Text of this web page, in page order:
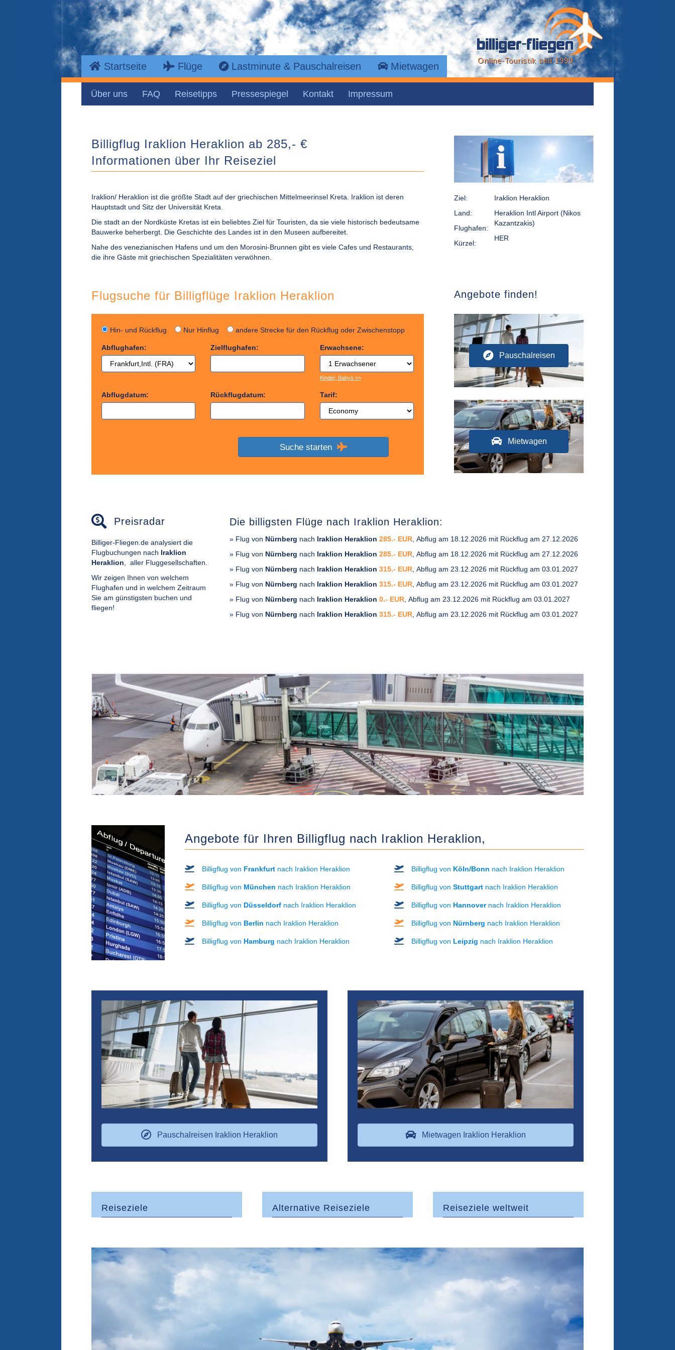
Startseite Flüge Lastminute & Pauschalreisen Mietwagen
Online-Touristik seit 1999
Über uns FAQ Reisetipps Pressespiegel Kontakt Impressum
Billigflug Iraklion Heraklion ab 285,- €
Informationen über Ihr Reiseziel
Iraklion/ Heraklion ist die größte Stadt auf der griechischen Mittelmeerinsel Kreta. Iraklion ist deren
Hauptstadt und Sitz der Universität Kreta.
Die stadt an der Nordküste Kretas ist ein beliebtes Ziel für Touristen, da sie viele historisch bedeutsame
Bauwerke beherbergt. Die Geschichte des Landes ist in den Museen aufbereitet.
Nahe des venezianischen Hafens und um den Morosini-Brunnen gibt es viele Cafes und Restaurants,
die ihre Gäste mit griechischen Spezialitäten verwöhnen.
Ziel:
Land:
Flughafen:
Kürzel:
Iraklion Heraklion
Heraklion Intl Airport (Nikos
Kazantzakis)
HER
Flugsuche für Billigflüge Iraklion Heraklion
Hin- und Rückflug Nur Hinflug andere Strecke für den Rückflug oder Zwischenstopp
Abflughafen: Zielflughafen: Erwachsene:
Kinder, Babys >>
Abflugdatum: Rückflugdatum: Tarif:
Angebote finden!
Pauschalreisen
Mietwagen
Preisradar
Billiger-Fliegen.de analysiert die
Flugbuchungen nach Iraklion
Heraklion, aller Fluggesellschaften.
Wir zeigen Ihnen von welchem
Flughafen und in welchem Zeitraum
Sie am günstigsten buchen und
fliegen!
Die billigsten Flüge nach Iraklion Heraklion:
» Flug von Nürnberg nach Iraklion Heraklion 285.- EUR, Abflug am 18.12.2026 mit Rückflug am 27.12.2026
» Flug von Nürnberg nach Iraklion Heraklion 285.- EUR, Abflug am 18.12.2026 mit Rückflug am 27.12.2026
» Flug von Nürnberg nach Iraklion Heraklion 315.- EUR, Abflug am 23.12.2026 mit Rückflug am 03.01.2027
» Flug von Nürnberg nach Iraklion Heraklion 315.- EUR, Abflug am 23.12.2026 mit Rückflug am 03.01.2027
» Flug von Nürnberg nach Iraklion Heraklion 0.- EUR, Abflug am 23.12.2026 mit Rückflug am 03.01.2027
» Flug von Nürnberg nach Iraklion Heraklion 315.- EUR, Abflug am 23.12.2026 mit Rückflug am 03.01.2027
Angebote für Ihren Billigflug nach Iraklion Heraklion,
Billigflug von Frankfurt nach Iraklion Heraklion
Billigflug von München nach Iraklion Heraklion
Billigflug von Düsseldorf nach Iraklion Heraklion
Billigflug von Berlin nach Iraklion Heraklion
Billigflug von Hamburg nach Iraklion Heraklion
Billigflug von Köln/Bonn nach Iraklion Heraklion
Billigflug vonStuttgart nach Iraklion Heraklion
Billigflug von Hannovernach Iraklion Heraklion
Billigflug von Nürnberg nach Iraklion Heraklion
Billigflug von Leipzig nach Iraklion Heraklion
Pauschalreisen Iraklion Heraklion Mietwagen Iraklion Heraklion
Reiseziele Alternative Reiseziele Reiseziele weltweit